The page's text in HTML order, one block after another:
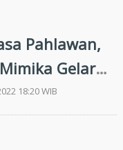
Pahlawan,
Gelar
TNI AD
18:20 WIB